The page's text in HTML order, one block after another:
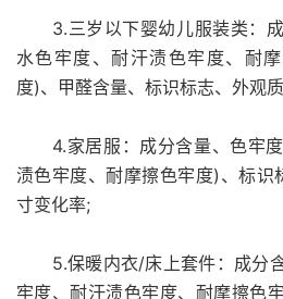
3.三岁以下婴幼儿服装类：成
水色牢度、耐汗渍色牢度、耐
度)、甲醛含量、标识标志、外观
4.家居服：成分含量、色牢度
渍色牢度、耐摩擦色牢度)、标识
寸变化率;
5.保暖内衣/床上套件：成分
牢度、耐汗渍色牢度、耐摩擦色